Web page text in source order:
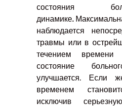
состояния
динамике.
наблюдается
травмы или в
течением
состояние
улучшается. Если
временем
исключив